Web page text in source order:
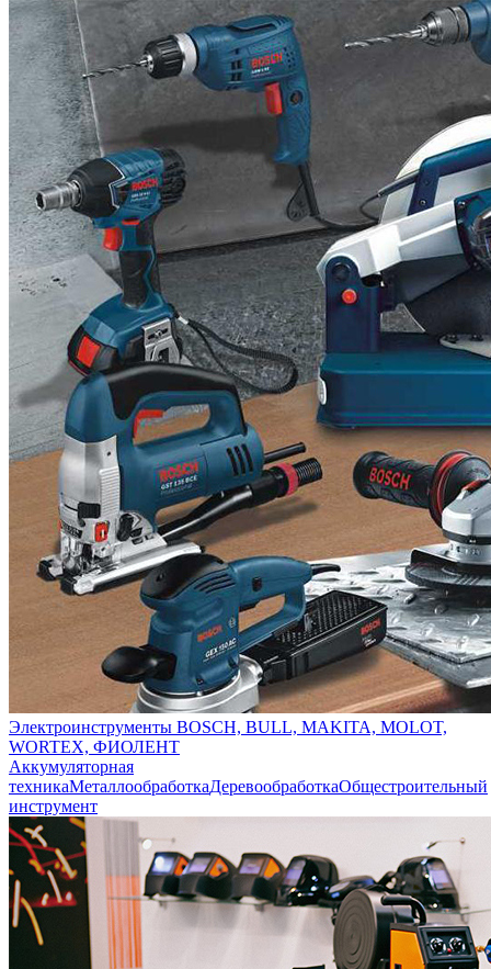
Электроинструменты BOSCH, BULL, MAKITA, MOLOT,
WORTEX, ФИОЛЕНТ
Аккумуляторная
техникаМеталлообработкаДеревообработкаОбщестроительный
инструмент